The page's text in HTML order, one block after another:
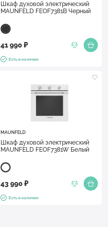
Шкаф духовой электрический
MAUNFELD FEOF7381B Черный
41 990 ₽
Есть в наличии
MAUNFELD
Шкаф духовой электрический
MAUNFELD FEOF7381W Белый
43 990 ₽
Есть в наличии